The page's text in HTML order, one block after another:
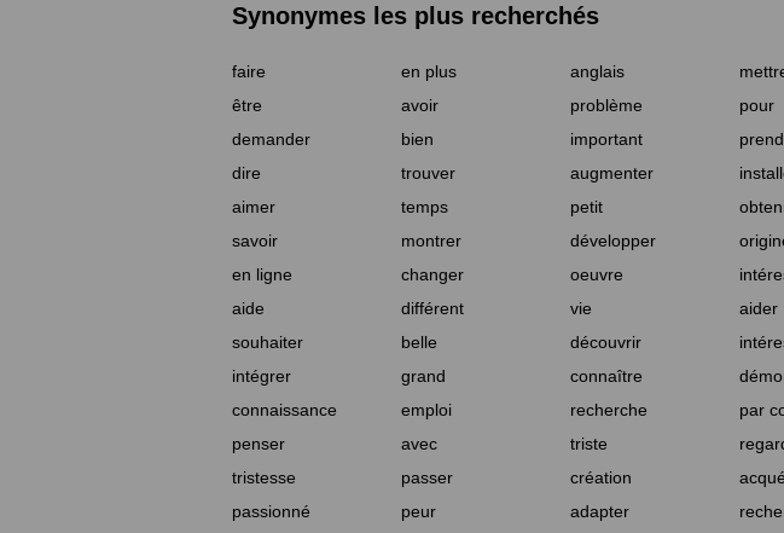
Synonymes les plus recherchés
faire en plus anglais
être
avoir problème pour
demander
bien important
dire
trouver augmenter
aimer
temps petit
savoir
montrer développer
en ligne
changer oeuvre
aide
différent vie aider
souhaiter
belle découvrir
intégrer
grand connaître
connaissance
emploi recherche par
penser
avec triste
tristesse
passer création
passionné
peur adapter